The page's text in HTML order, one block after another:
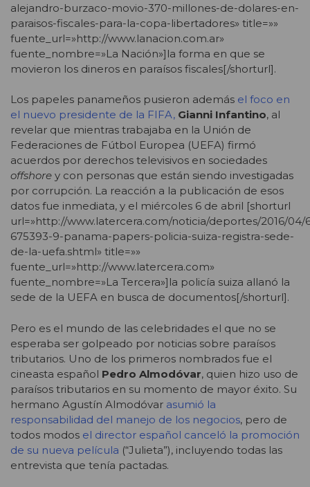
alejandro-burzaco-movio-370-millones-de-dolares-en-
paraisos-fiscales-para-la-copa-libertadores» title=»»
fuente_url=»http://www.lanacion.com.ar»
fuente_nombre=»La Nación»]la forma en que se
movieron los dineros en paraísos fiscales[/shorturl].
Los papeles panameños pusieron además el foco en
el nuevo presidente de la FIFA, Gianni Infantino, al
revelar que mientras trabajaba en la Unión de
Federaciones de Fútbol Europea (UEFA) firmó
acuerdos por derechos televisivos en sociedades
offshore y con personas que están siendo investigadas
por corrupción. La reacción a la publicación de esos
datos fue inmediata, y el miércoles 6 de abril [shorturl
url=»http://www.latercera.com/noticia/deportes/2016/04/
675393-9-panama-papers-policia-suiza-registra-sede-
de-la-uefa.shtml» title=»»
fuente_url=»http://www.latercera.com»
fuente_nombre=»La Tercera»]la policía suiza allanó la
sede de la UEFA en busca de documentos[/shorturl].
Pero es el mundo de las celebridades el que no se
esperaba ser golpeado por noticias sobre paraísos
tributarios. Uno de los primeros nombrados fue el
cineasta español Pedro Almodóvar, quien hizo uso de
paraísos tributarios en su momento de mayor éxito. Su
hermano Agustín Almodóvar asumió la
responsabilidad del manejo de los negocios, pero de
todos modos el director español canceló la promoción
de su nueva película (“Julieta”), incluyendo todas las
entrevista que tenía pactadas.